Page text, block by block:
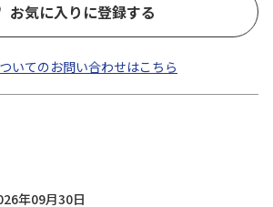
お気に入りに登録する
いてのお問い合わせはこちら
年09月30日